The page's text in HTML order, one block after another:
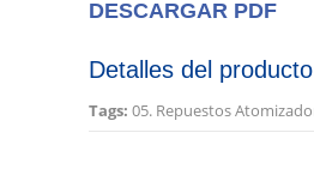
DESCARGAR PDF
Detalles del producto
Tags: 05. Repuestos